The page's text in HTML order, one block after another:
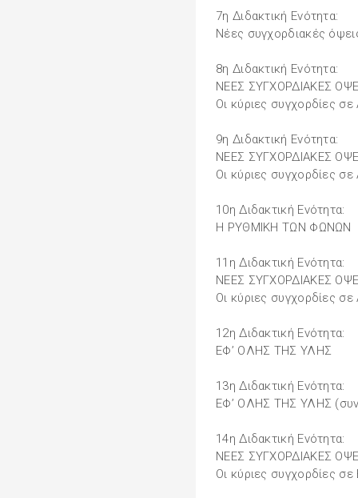
7η Διδακτική Ενότητα:
Νέες συγχορδιακές
8η Διδακτική Ενότητα:
ΝΕΕΣ ΣΥΓΧΟΡΔΙΑΚΕΣ
Οι κύριες συγχορδίες
9η Διδακτική Ενότητα:
ΝΕΕΣ ΣΥΓΧΟΡΔΙΑΚΕΣ
Οι κύριες συγχορδίες
10η Διδακτική Ενότητα:
Η ΡΥΘΜΙΚΗ ΤΩΝ ΦΩΝΩΝ
11η Διδακτική Ενότητα:
ΝΕΕΣ ΣΥΓΧΟΡΔΙΑΚΕΣ
Οι κύριες συγχορδίες
12η Διδακτική Ενότητα:
ΕΦ’ ΟΛΗΣ ΤΗΣ ΥΛΗΣ
13η Διδακτική Ενότητα:
ΕΦ’ ΟΛΗΣ ΤΗΣ ΥΛΗΣ
14η Διδακτική Ενότητα:
ΝΕΕΣ ΣΥΓΧΟΡΔΙΑΚΕΣ
Οι κύριες συγχορδίες